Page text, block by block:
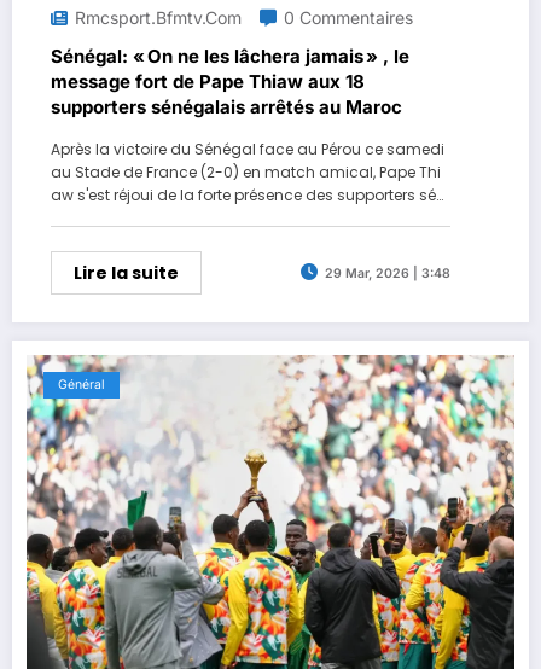
Rmcsport.bfmtv.com 0 Commentaires
Sénégal: « On ne les lâchera jamais » , le
message fort de Pape Thiaw aux 18
supporters sénégalais arrêtés au Maroc
Après la victoire du Sénégal face au Pérou ce samedi
au Stade de France (2-0) en match amical, Pape Thi
aw s'est réjoui de la forte présence des supporters sén
de leur procès.
Lire la suite 29 Mar, 2026 | 3:48
Général